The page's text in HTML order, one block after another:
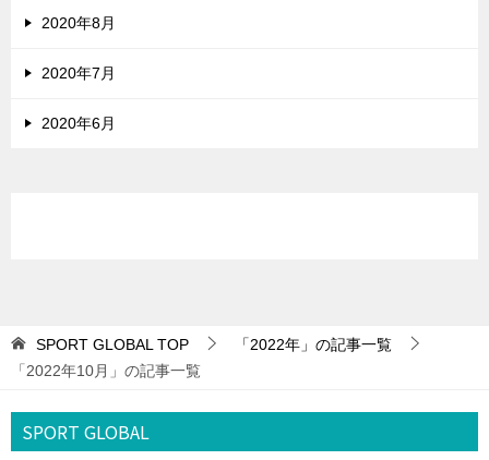
2020年8月
2020年7月
2020年6月
SPORT GLOBAL TOP
「2022年」の記事一覧
「2022年10月」の記事一覧
SPORT GLOBAL